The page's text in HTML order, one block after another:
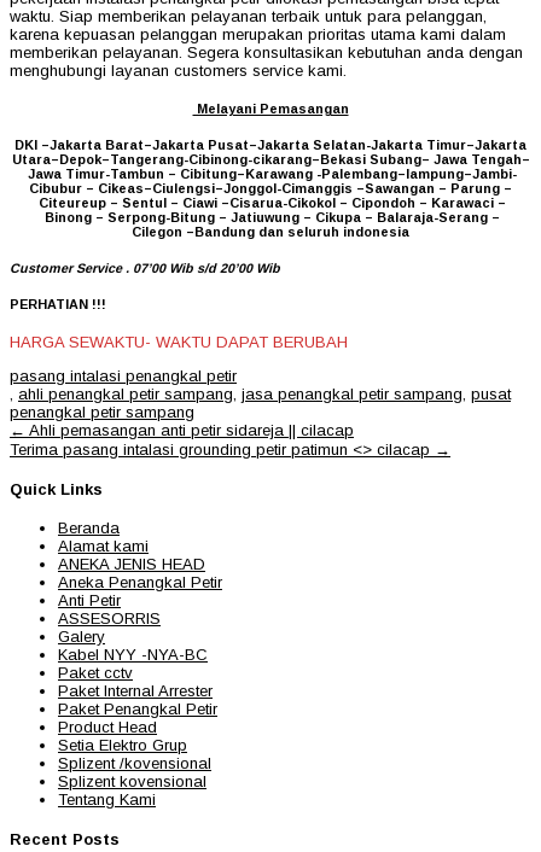
waktu. Siap memberikan pelayanan terbaik untuk para pelanggan,
karena kepuasan pelanggan merupakan prioritas utama kami dalam
memberikan pelayanan. Segera konsultasikan kebutuhan anda dengan
menghubungi layanan customers service kami.
Melayani Pemasangan
DKI –Jakarta Barat–Jakarta Pusat–Jakarta Selatan-Jakarta Timur–Jakarta
Utara–Depok–Tangerang-Cibinong-cikarang–Bekasi Subang– Jawa Tengah–
Jawa Timur-Tambun – Cibitung–Karawang -Palembang–lampung–Jambi-
Cibubur – Cikeas–Ciulengsi–Jonggol-Cimanggis –Sawangan – Parung –
Citeureup – Sentul – Ciawi –Cisarua-Cikokol – Cipondoh – Karawaci –
Binong – Serpong-Bitung – Jatiuwung – Cikupa – Balaraja-Serang –
Cilegon –Bandung dan seluruh indonesia
Customer Service . 07’00 Wib s/d 20’00 Wib
PERHATIAN !!!
HARGA SEWAKTU- WAKTU DAPAT BERUBAH
pasang intalasi penangkal petir
ahli penangkal petir sampang jasa penangkal petir sampang pusat
penangkal petir sampang
Post
navigation
← Ahli pemasangan anti petir sidareja || cilacap
Terima pasang intalasi grounding petir patimun <> cilacap →
Quick Links
Beranda
Alamat kami
ANEKA JENIS HEAD
Aneka Penangkal Petir
Anti Petir
ASSESORRIS
Galery
Kabel NYY -NYA-BC
Paket cctv
Paket Internal Arrester
Paket Penangkal Petir
Product Head
Setia Elektro Grup
Splizent /kovensional
Splizent kovensional
Tentang Kami
Recent Posts